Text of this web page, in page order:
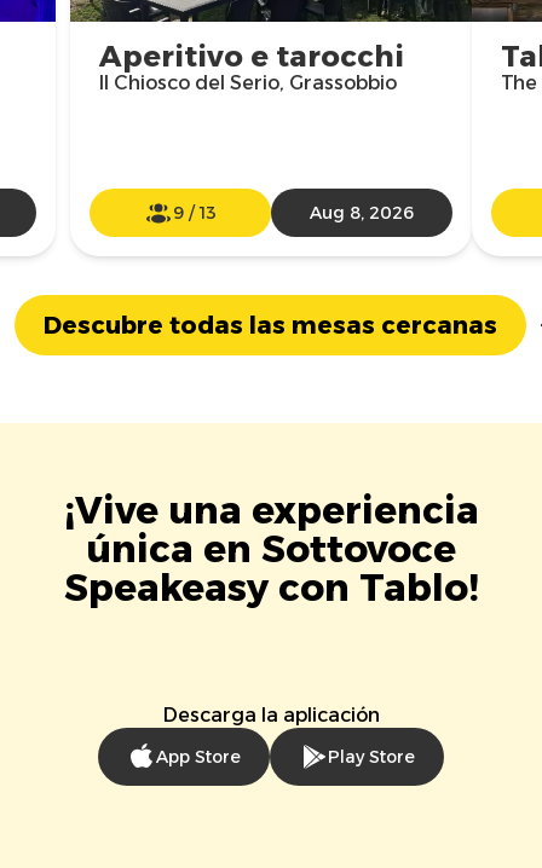
Aperitivo e tarocchi
Il Chiosco del Serio, Grassobbio
9 /13 Aug 8, 2026
Descubre todas las mesas cercanas
¡Vive una experiencia
única en Sottovoce
Speakeasy con Tablo!
Descarga la aplicación
App Store Play Store